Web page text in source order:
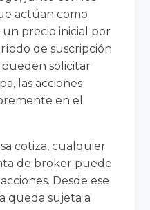
actúan como
precio inicial por
de suscripción
solicitar
las acciones
en el
cotiza, cualquier
de broker puede
Desde ese
queda sujeta a